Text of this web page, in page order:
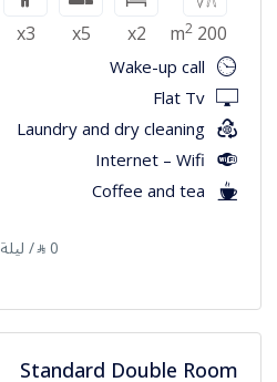
200 m
2
x2
x5
x3
Wake-up call
Flat Tv
Laundry and dry cleaning
Internet – Wifi
Coffee and tea
0
⃁/ ليلة
Standard Double Room